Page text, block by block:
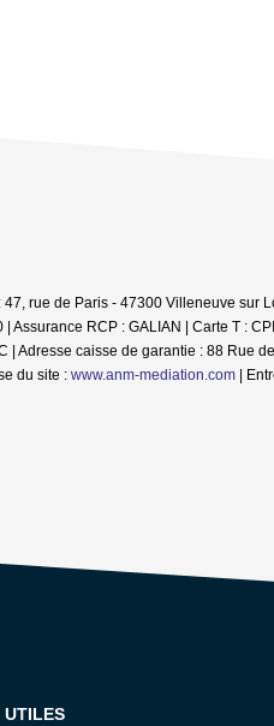
rue de Paris - 47300 Villeneuve sur
Assurance RCP : GALIAN | Carte T :
Adresse caisse de garantie : 88 Rue
du site : www.anm-mediation.com
UTILES